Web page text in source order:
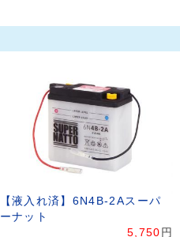
【液入れ済】6N4B-2Aスーパ
ーナット
5,750 円